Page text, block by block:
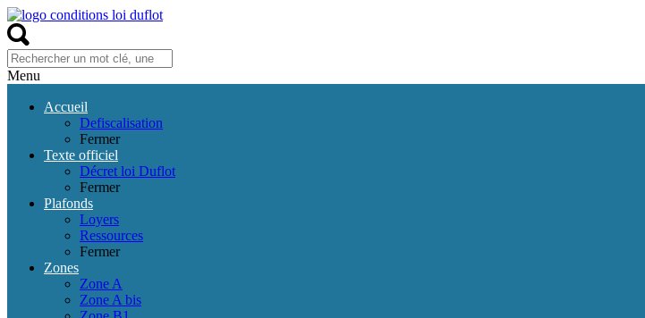
Menu
Accueil
Defiscalisation
Fermer
Texte officiel
Décret loi Duflot
Fermer
Plafonds
Loyers
Ressources
Fermer
Zones
Zone A
Zone A bis